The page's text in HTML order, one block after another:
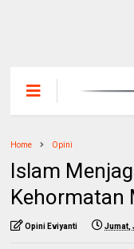
Home Opini
Islam
Kehormatan
Opini Eviyanti Jumat,